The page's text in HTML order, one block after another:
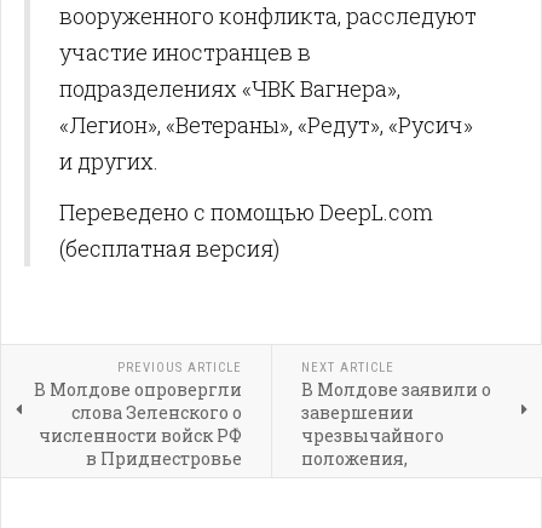
вооруженного конфликта, расследуют
участие иностранцев в
подразделениях «ЧВК Вагнера»,
«Легион», «Ветераны», «Редут», «Русич»
и других.
Переведено с помощью DeepL.com
(бесплатная версия)
PREVIOUS ARTICLE
В Молдове опровергли
слова Зеленского о
численности войск РФ
в Приднестровье
NEXT ARTICLE
В Молдове заявили о
завершении
чрезвычайного
положения,
введенного из-за